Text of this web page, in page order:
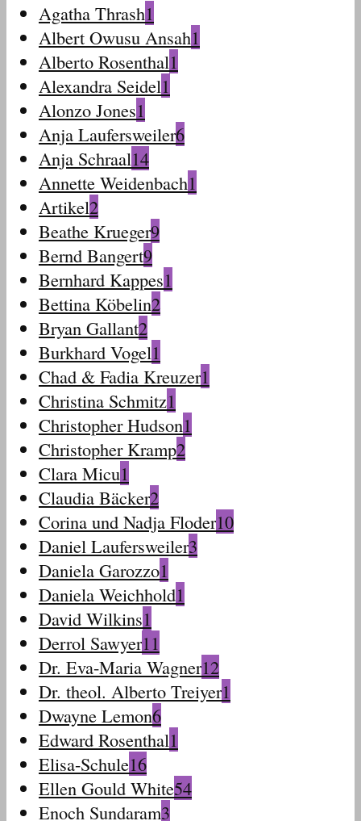
Agatha Thrash1
Albert Owusu Ansah1
Alberto Rosenthal1
Alexandra Seidel1
Alonzo Jones1
Anja Laufersweiler6
Anja Schraal14
Annette Weidenbach1
Artikel2
Beathe Krueger9
Bernd Bangert9
Bernhard Kappes1
Bettina Köbelin2
Bryan Gallant2
Burkhard Vogel1
Chad & Fadia Kreuzer1
Christina Schmitz1
Christopher Hudson1
Christopher Kramp2
Clara Micu1
Claudia Bäcker2
Corina und Nadja Floder10
Daniel Laufersweiler3
Daniela Garozzo1
Daniela Weichhold1
David Wilkins1
Derrol Sawyer11
Dr. Eva-Maria Wagner12
Dr. theol. Alberto Treiyer1
Dwayne Lemon6
Edward Rosenthal1
Elisa-Schule16
Ellen Gould White54
Enoch Sundaram3